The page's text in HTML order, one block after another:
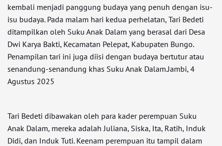
kembali menjadi panggung budaya yang penuh dengan isu-
isu budaya. Pada malam hari kedua perhelatan, Tari Bedeti
ditampilkan oleh Suku Anak Dalam yang berasal dari Desa
Dwi Karya Bakti, Kecamatan Pelepat, Kabupaten Bungo.
Penampilan tari ini juga diisi dengan budaya bertutur atau
senandung-senandung khas Suku Anak Dalam.Jambi, 4
Agustus 2025
Tari Bedeti dibawakan oleh para kader perempuan Suku
Anak Dalam, mereka adalah Juliana, Siska, Ita, Ratih, Induk
Didi, dan Induk Tuti. Keenam perempuan itu tampil dalam